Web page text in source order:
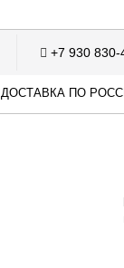
+7 930 830-
ДОСТАВКА ПО